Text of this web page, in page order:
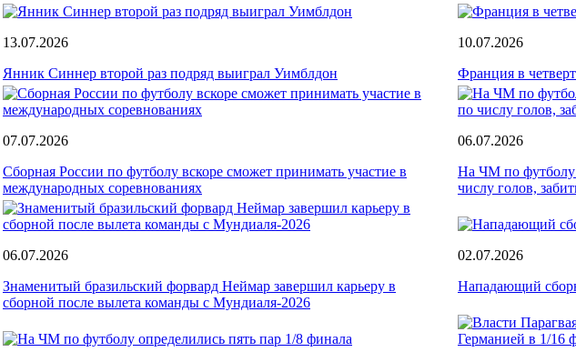
13.07.2026
Янник Синнер второй раз подряд выиграл Уимблдон
10.07.2026
Франция в
07.07.2026
Сборная России по футболу вскоре сможет принимать участие в
международных соревнованиях
06.07.2026
На ЧМ по футболу
числу голов,
06.07.2026
Знаменитый бразильский форвард Неймар завершил карьеру в
сборной после вылета команды с Мундиаля-2026
02.07.2026
Нападающий